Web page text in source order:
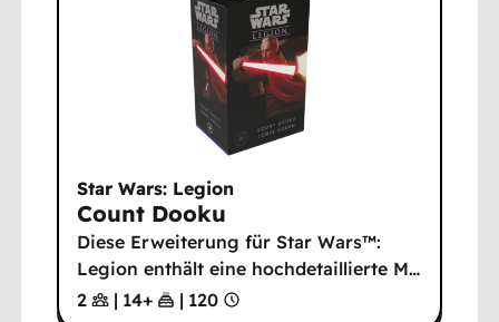
Star Wars: Legion
Count Dooku
Diese Erweiterung für Star Wars™:
Legion enthält eine hochdetaillierte M…
2
| 14+ | 120